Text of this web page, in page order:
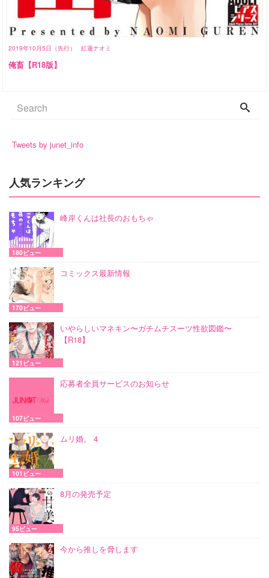
2019年10月5日（先行） 紅蓮ナオミ
俺畜【R18版】
Tweets by junet_info
人気ランキング
峰岸くんは社長のおもちゃ
180ビュー
コミックス最新情報
170ビュー
いやらしいマネキン〜ガチムチスーツ性欲図鑑〜
【R18】
121ビュー
応募者全員サービスのお知らせ
107ビュー
ムリ婚。 4
101ビュー
8月の発売予定
95ビュー
今から推しを脅します